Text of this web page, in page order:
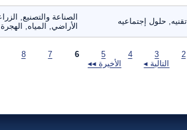
حلول إجتماعيه
الصناعة والتصنيع,
الأراضي, المياه, الهجرة
التالية ◂
الأخيرة ◂◂